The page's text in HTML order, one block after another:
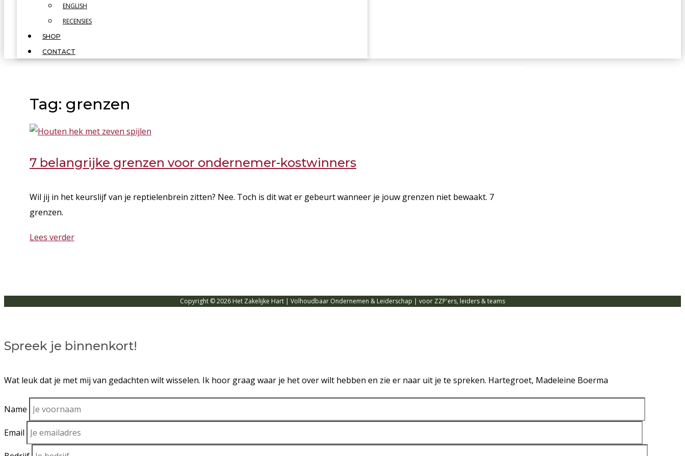
ENGLISH
RECENSIES
SHOP
CONTACT
Tag: grenzen
7 belangrijke grenzen voor ondernemer-kostwinners
Wil jij in het keurslijf van je reptielenbrein zitten? Nee. Toch is dit wat er gebeurt wanneer je jouw grenzen niet bewaakt. 7
grenzen.
Lees verder
Copyright © 2026 Het Zakelijke Hart | Volhoudbaar Ondernemen & Leiderschap | voor ZZP'ers, leiders & teams
Spreek je binnenkort!
Wat leuk dat je met mij van gedachten wilt wisselen. Ik hoor graag waar je het over wilt hebben en zie er naar uit je te spreken. Hartegroet, Madeleine Boerma
Name
Email